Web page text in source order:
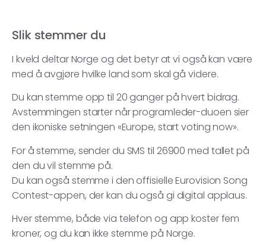
Slik stemmer du
I kveld deltar Norge og det betyr at vi også kan være
med å avgjøre hvilke land som skal gå videre.
Du kan stemme opp til 20 ganger på hvert bidrag.
Avstemmingen starter når programleder-duoen sier
den ikoniske setningen «Europe, start voting now».
For å stemme, sender du SMS til 26900 med tallet på
den du vil stemme på.
Du kan også stemme i den offisielle Eurovision Song
Contest-appen, der kan du også gi digital applaus.
Hver stemme, både via telefon og app koster fem
kroner, og du kan ikke stemme på Norge.